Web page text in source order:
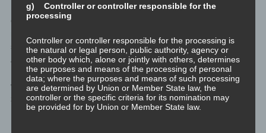
Kreis seiner Schüler zu binden, da sie in der Regel glauben,
darüber mit niemanden mehr reden zu können. Wenn sie selbst
sehen. Wenn sie ihre Schüler dazu anleiten untereinander in
Austausch zu treten – durch sexualmagische Rituale oder z.B.
Paartausch und andere Praktiken, für die das soziale Umfeld
wenig Verständnis hat – dann ist dies einem tamassigen Lehrer
zuzuschreiben.
g) Controller or controller responsible for the
processing
Controller or controller responsible for the processing is
the natural or legal person, public authority, agency or
other body which, alone or jointly with others, determines
the purposes and means of the processing of personal
data; where the purposes and means of such processing
are determined by Union or Member State law, the
controller or the specific criteria for its nomination may
be provided for by Union or Member State law.